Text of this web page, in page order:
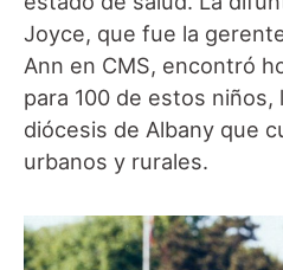
Joyce, que fue la
Ann en CMS, encontró
para 100 de estos niños,
diócesis de Albany que
urbanos y rurales.